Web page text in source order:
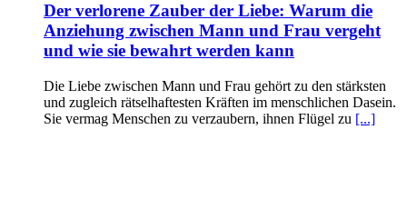
Der verlorene Zauber der Liebe: Warum die
Anziehung zwischen Mann und Frau vergeht
und wie sie bewahrt werden kann
Die Liebe zwischen Mann und Frau gehört zu den stärksten
und zugleich rätselhaftesten Kräften im menschlichen Dasein.
Sie vermag Menschen zu verzaubern, ihnen Flügel zu [...]